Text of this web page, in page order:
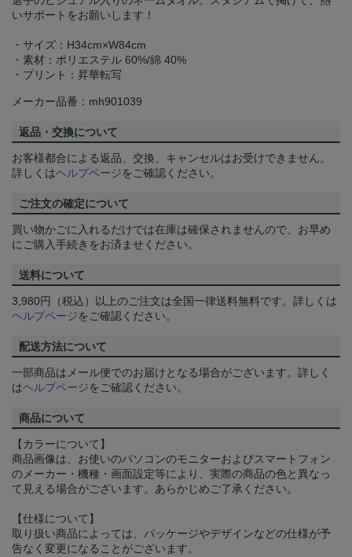
いサポートをお願いします！
・サイズ：H34cm×W84cm
・素材：ポリエステル 60%/綿 40%
・プリント：昇華転写
メーカー品番：mh901039
返品・交換について
お客様都合による返品、交換、キャンセルはお受けできません。
詳しくはヘルプページをご確認ください。
ご注文の確定について
買い物かごに入れるだけでは在庫は確保されませんので、お早め
にご購入手続きをお済ませください。
送料について
3,980円（税込）以上のご注文は全国一律送料無料です。詳しくは
ヘルプページをご確認ください。
配送方法について
一部商品はメール便でのお届けとなる場合がございます。詳しく
はヘルプページをご確認ください。
商品について
【カラーについて】
商品画像は、お使いのパソコンのモニターおよびスマートフォン
のメーカー・機種・画面設定等により、実際の商品の色と異なっ
て見える場合がございます。あらかじめご了承ください。
【仕様について】
取り扱い商品によっては、パッケージやデザインなどの仕様が予
告なく変更になることがございます。